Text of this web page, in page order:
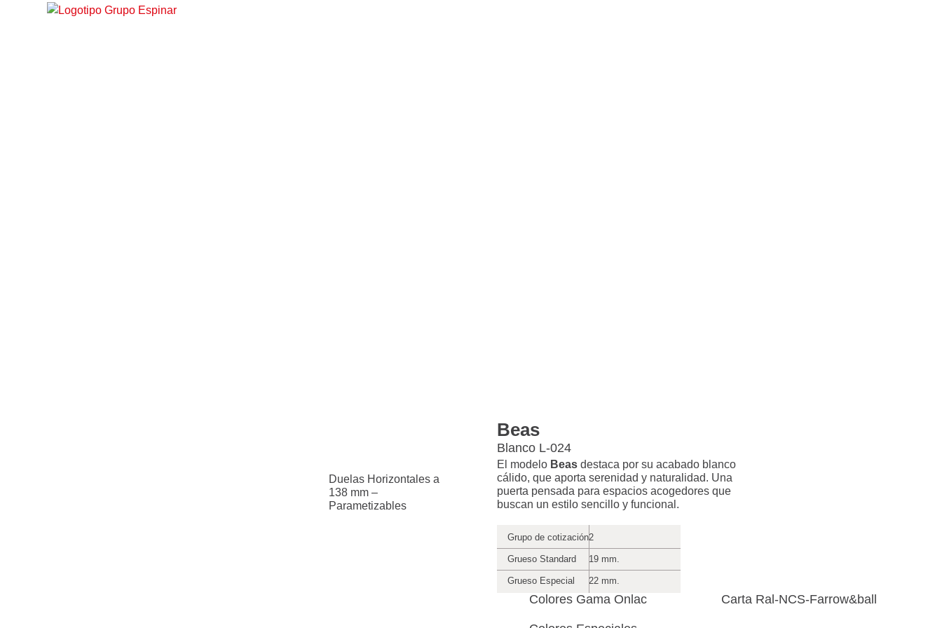
Duelas Horizontales a
138 mm –
Parametizables
Beas
Blanco L-024
El modelo Beasdestaca por su acabado blanco
cálido, que aporta serenidad y naturalidad. Una
puerta pensada para espacios acogedores que
buscan un estilo sencillo y funcional.
Grupo de cotización2
Grueso Standard 19 mm.
Grueso Especial 22 mm.
Colores Gama Onlac Carta Ral-NCS-Farrow&ball